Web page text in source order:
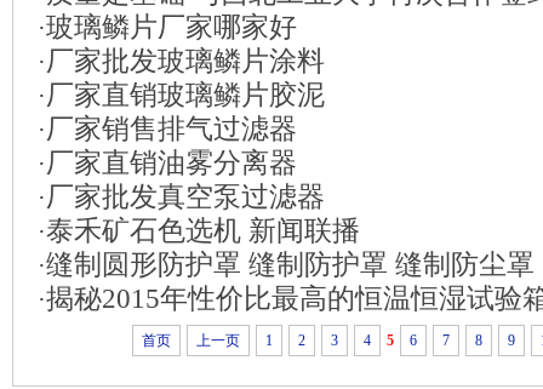
·玻璃鳞片厂家哪家好
·厂家批发玻璃鳞片涂料
·厂家直销玻璃鳞片胶泥
·厂家销售排气过滤器
·厂家直销油雾分离器
·厂家批发真空泵过滤器
·泰禾矿石色选机 新闻联播
·缝制圆形防护罩 缝制防护罩 缝制防尘罩
·揭秘2015年性价比最高的恒温恒湿试验
首页 上一页 1 2 3 4 5 6 7 8 9